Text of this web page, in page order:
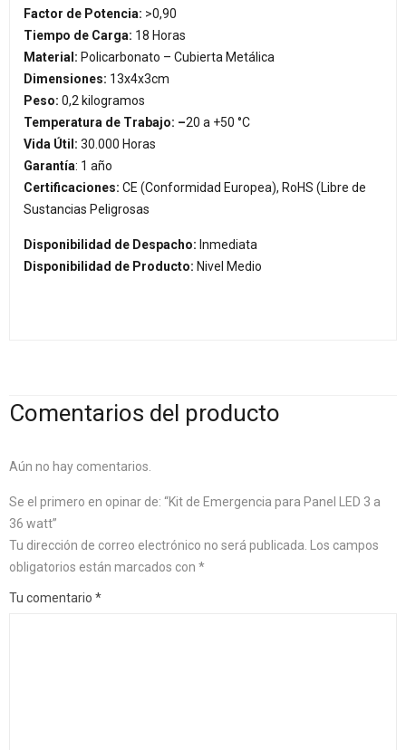
Factor de Potencia: >0,90
Tiempo de Carga: 18 Horas
Material: Policarbonato – Cubierta Metálica
Dimensiones: 13x4x3cm
Peso: 0,2 kilogramos
Temperatura de Trabajo: –20 a +50 °C
Vida Útil: 30.000 Horas
Garantía: 1 año
Certificaciones: CE (Conformidad Europea), RoHS (Libre de
Sustancias Peligrosas
Disponibilidad de Despacho: Inmediata
Disponibilidad de Producto: Nivel Medio
Comentarios del producto
Aún no hay comentarios.
Se el primero en opinar de: “Kit de Emergencia para Panel LED 3 a
36 watt”
Tu dirección de correo electrónico no será publicada.
Los campos
obligatorios están marcados con *
Tu comentario *